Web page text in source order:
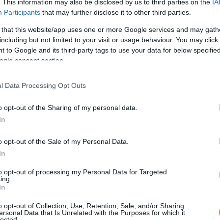
This information may also be disclosed by us to third parties on the
Participants that may further disclose it to other third parties.
that this website/app uses one or more Google services and may
but not limited to your visit or usage behaviour. You may
to Google and its third-party tags to use your data for below
consent section.
Data Processing Opt Outs
opt-out of the Sharing of my personal data.
opt-out of the Sale of my Personal Data.
opt-out of processing my Personal Data for Targeted
opt-out of Collection, Use, Retention, Sale, and/or Sharing
Data that Is Unrelated with the Purposes for which it
csak azért, mert a figyelem és a törődés végre
ha van értelme a napjaidnak, vannak kapcsolataid,
válsz, és könnyebben irányíthatnak.
esélyem”